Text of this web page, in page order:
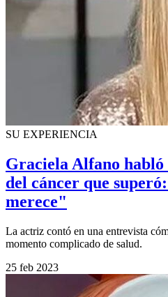
SU EXPERIENCIA
Graciela Alfano
del cáncer que
merece"
La actriz contó en una entrevista
momento complicado de salud.
25 feb 2023